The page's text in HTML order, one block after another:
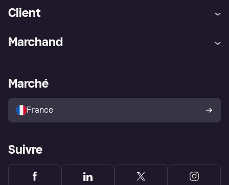
Client
Explorez les magasins
Politique de protection de
l’acheteur Klarna
Marchand
Portail Marchand
Marché
France
Suivre